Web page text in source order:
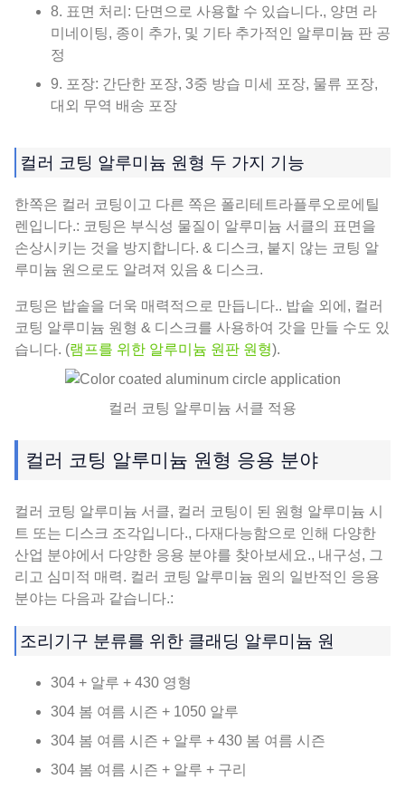
8. 표면 처리: 단면으로 사용할 수 있습니다., 양면 라
미네이팅, 종이 추가, 및 기타 추가적인 알루미늄 판 공
정
9. 포장: 간단한 포장, 3중 방습 미세 포장, 물류 포장,
대외 무역 배송 포장
컬러 코팅 알루미늄 원형 두 가지 기능
한쪽은 컬러 코팅이고 다른 쪽은 폴리테트라플루오로에틸
렌입니다.: 코팅은 부식성 물질이 알루미늄 서클의 표면을
손상시키는 것을 방지합니다. & 디스크, 붙지 않는 코팅 알
루미늄 원으로도 알려져 있음 & 디스크.
코팅은 밥솥을 더욱 매력적으로 만듭니다.. 밥솥 외에, 컬러
코팅 알루미늄 원형 & 디스크를 사용하여 갓을 만들 수도 있
습니다. (램프를 위한 알루미늄 원판 원형).
컬러 코팅 알루미늄 서클 적용
컬러 코팅 알루미늄 원형 응용 분야
컬러 코팅 알루미늄 서클, 컬러 코팅이 된 원형 알루미늄 시
트 또는 디스크 조각입니다., 다재다능함으로 인해 다양한
산업 분야에서 다양한 응용 분야를 찾아보세요., 내구성, 그
리고 심미적 매력. 컬러 코팅 알루미늄 원의 일반적인 응용
분야는 다음과 같습니다.:
조리기구 분류를 위한 클래딩 알루미늄 원
304 + 알루 + 430 영형
304 봄 여름 시즌 + 1050 알루
304 봄 여름 시즌 + 알루 + 430 봄 여름 시즌
304 봄 여름 시즌 + 알루 + 구리